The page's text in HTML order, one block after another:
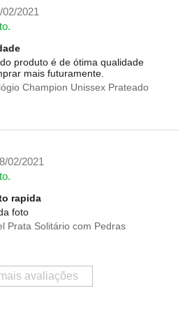
02/2021
produto é de ótima qualidade
mais futuramente.
Champion Unissex Prateado
02/2021
rapida
foto
Prata Solitário com Pedras
avaliações